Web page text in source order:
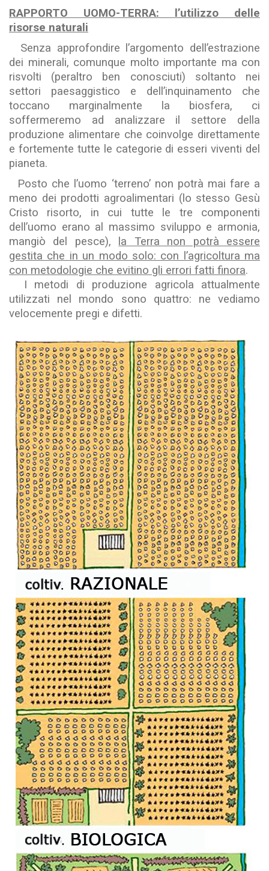
RAPPORTO UOMO-TERRA: l’utilizzo delle
risorse naturali
Senza approfondire l’argomento dell’estrazione
dei minerali, comunque molto importante ma con
risvolti (peraltro ben conosciuti) soltanto nei
settori paesaggistico e dell’inquinamento che
toccano marginalmente la biosfera, ci
soffermeremo ad analizzare il settore della
produzione alimentare che coinvolge direttamente
e fortemente tutte le categorie di esseri viventi del
pianeta.
Posto che l’uomo ‘terreno’ non potrà mai fare a
meno dei prodotti agroalimentari (lo stesso Gesù
Cristo risorto, in cui tutte le tre componenti
dell’uomo erano al massimo sviluppo e armonia,
mangiò del pesce), la Terra non potrà essere
gestita che in un modo solo: con l’agricoltura ma
con metodologie che evitino gli errori fatti finora.
I metodi di produzione agricola attualmente
utilizzati nel mondo sono quattro: ne vediamo
velocemente pregi e difetti.